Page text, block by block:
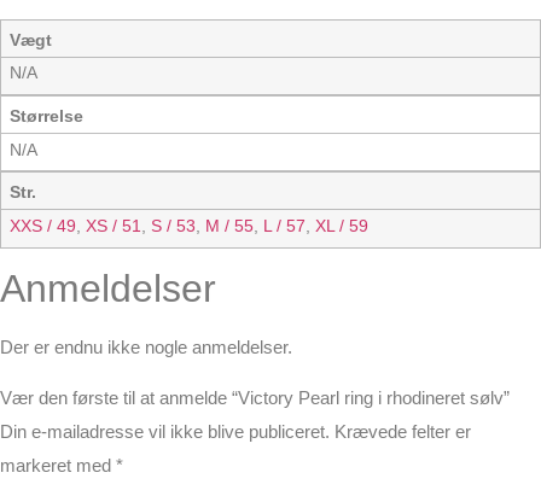
Vægt
N/A
Størrelse
N/A
Str.
XXS / 49
XS / 51 S / 53 M / 55, L / 57 XL / 59
Anmeldelser
Der er endnu ikke nogle anmeldelser.
Vær den første til at anmelde “Victory Pearl ring i rhodineret sølv”
Din e-mailadresse vil ikke blive publiceret. Krævede felter er
markeret med *